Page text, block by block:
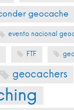
geocache
evento nacional
FTF
geocachers